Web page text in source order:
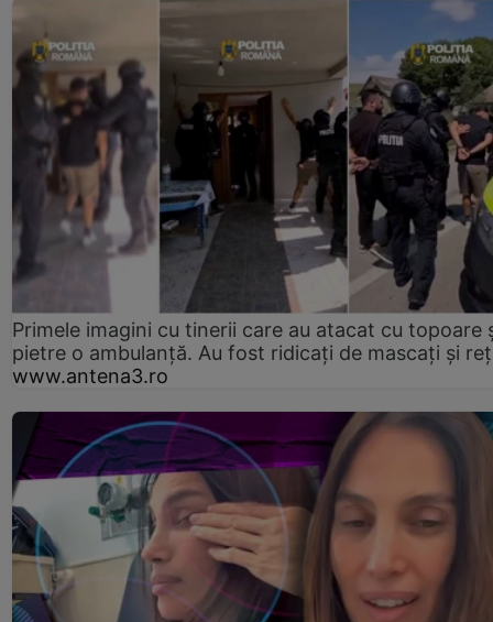
Primele imagini cu tinerii care au atacat cu topoare
pietre o ambulanță. Au fost ridicați de mascați și
www.antena3.ro